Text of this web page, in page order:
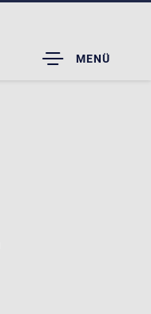
TOGGLE
DROPDOWN
MENÜ